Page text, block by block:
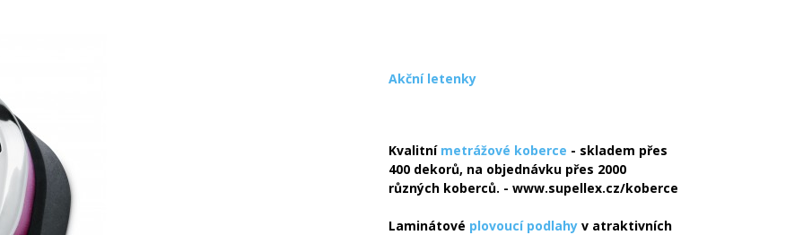
Akční letenky
Kvalitní metrážové koberce - skladem přes
400 dekorů, na objednávku přes 2000
různých koberců. - www.supellex.cz/koberce
Laminátové plovoucí podlahy v atraktivních